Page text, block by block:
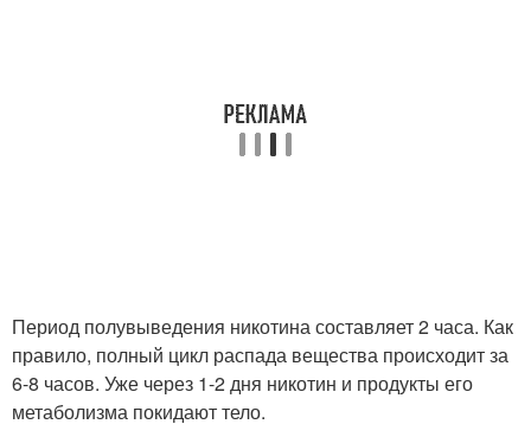
Период полувыведения никотина составляет 2 часа. Как
правило, полный цикл распада вещества происходит за
6-8 часов. Уже через 1-2 дня никотин и продукты его
метаболизма покидают тело.